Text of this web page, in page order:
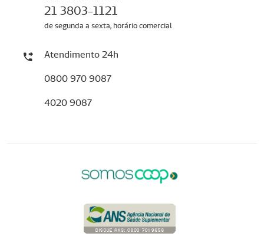
21 3803-1121
de segunda a sexta, horário comercial
Atendimento 24h
0800 970 9087
4020 9087